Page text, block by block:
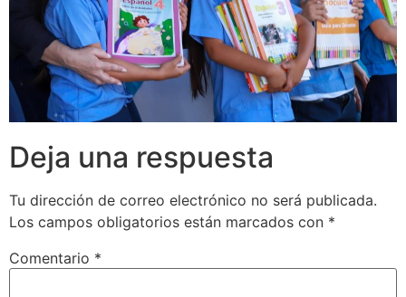
Deja una respuesta
Tu dirección de correo electrónico no será publicada.
Los campos obligatorios están marcados con *
Comentario *